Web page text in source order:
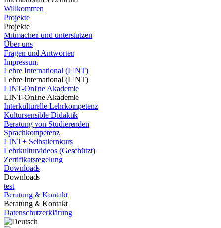
Willkommen
Projekte
Projekte
Mitmachen und unterstützen
Über uns
Fragen und Antworten
Impressum
Lehre International (LINT)
Lehre International (LINT)
LINT-Online Akademie
LINT-Online Akademie
Interkulturelle Lehrkompetenz
Kultursensible Didaktik
Beratung von Studierenden
Sprachkompetenz
LINT+ Selbstlernkurs
Lehrkulturvideos (Geschützt)
Zertifikatsregelung
Downloads
Downloads
test
Beratung & Kontakt
Beratung & Kontakt
Datenschutzerklärung